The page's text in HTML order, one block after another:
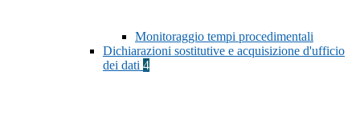
Monitoraggio tempi procedimentali
Dichiarazioni sostitutive e acquisizione d'ufficio
dei dati 4